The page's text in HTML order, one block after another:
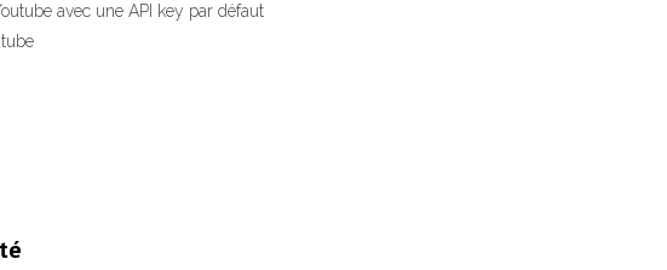
avec une API key par défaut